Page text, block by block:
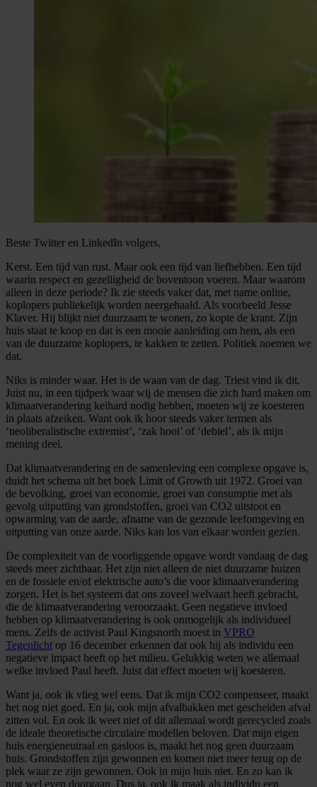
Beste Twitter en LinkedIn volgers,
Kerst. Een tijd van rust. Maar ook een tijd van liefhebben. Een tijd
waarin respect en gezelligheid de boventoon voeren. Maar waarom
alleen in deze periode? Ik zie steeds vaker dat, met name online,
koplopers publiekelijk worden neergehaald. Als voorbeeld Jesse
Klaver. Hij blijkt niet duurzaam te wonen, zo kopte de krant. Zijn
huis staat te koop en dat is een mooie aanleiding om hem, als een
van de duurzame koplopers, te kakken te zetten. Politiek noemen we
dat.
Niks is minder waar. Het is de waan van de dag. Triest vind ik dit.
Juist nu, in een tijdperk waar wij de mensen die zich hard maken om
klimaatverandering keihard nodig hebben, moeten wij ze koesteren
in plaats afzeiken. Want ook ik hoor steeds vaker termen als
‘neoliberalistische extremist’, ‘zak hooi’ of ‘debiel’, als ik mijn
mening deel.
Dat klimaatverandering en de samenleving een complexe opgave is,
duidt het schema uit het boek Limit of Growth uit 1972. Groei van
de bevolking, groei van economie, groei van consumptie met als
gevolg uitputting van grondstoffen, groei van CO2 uitstoot en
opwarming van de aarde, afname van de gezonde leefomgeving en
uitputting van onze aarde. Niks kan los van elkaar worden gezien.
De complexiteit van de voorliggende opgave wordt vandaag de dag
steeds meer zichtbaar. Het zijn niet alleen de niet duurzame huizen
en de fossiele en/of elektrische auto’s die voor klimaatverandering
zorgen. Het is het systeem dat ons zoveel welvaart heeft gebracht,
die de klimaatverandering veroorzaakt. Geen negatieve invloed
hebben op klimaatverandering is ook onmogelijk als individueel
mens. Zelfs de activist Paul Kingsnorth moest in VPRO
Tegenlicht op 16 december erkennen dat ook hij als individu een
negatieve impact heeft op het milieu. Gelukkig weten we allemaal
welke invloed Paul heeft. Juist dat effect moeten wij koesteren.
Want ja, ook ik vlieg wel eens. Dat ik mijn CO2 compenseer, maakt
het nog niet goed. En ja, ook mijn afvalbakken met gescheiden afval
zitten vol. En ook ik weet niet of dit allemaal wordt gerecycled zoals
de ideale theoretische circulaire modellen beloven. Dat mijn eigen
huis energieneutraal en gasloos is, maakt het nog geen duurzaam
huis. Grondstoffen zijn gewonnen en komen niet meer terug op de
plek waar ze zijn gewonnen. Ook in mijn huis niet. En zo kan ik
nog wel even doorgaan. Dus ja, ook ik maak als individu een